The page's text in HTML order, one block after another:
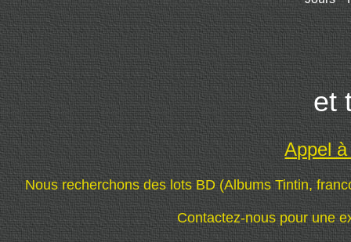
Appel
Nous recherchonsdes lots BD (Albums Tintin,
Contactez-nous pour une
et